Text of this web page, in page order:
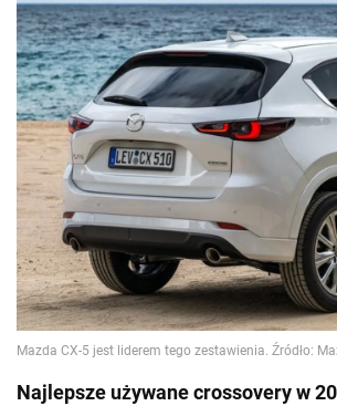
Najlepsze używane crossovery w